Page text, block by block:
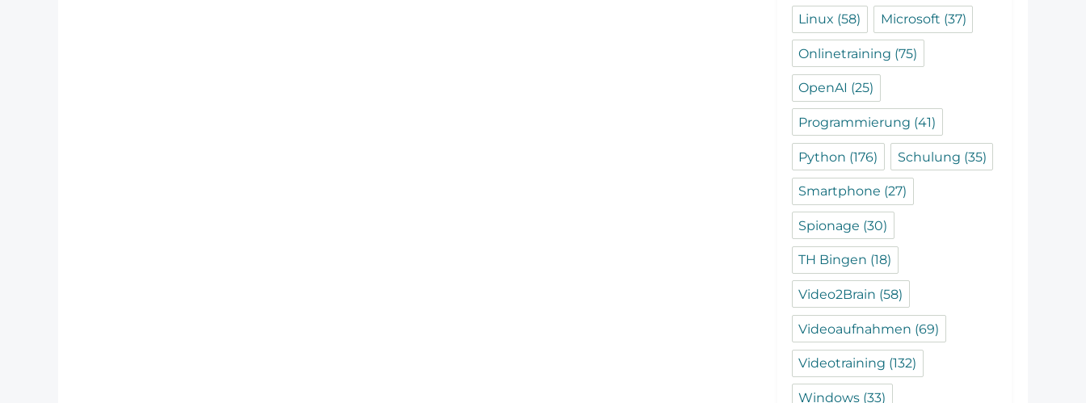
Linux (58) Microsoft (37)
Onlinetraining (75)
OpenAI (25)
Programmierung (41)
Python (176) Schulung (35)
Smartphone (27)
Spionage (30)
TH Bingen (18)
Video2Brain (58)
Videoaufnahmen (69)
Videotraining (132)
Windows (33)